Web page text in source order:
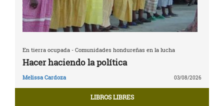
En tierra ocupada - Comunidades hondureñas en la lucha
Hacer haciendo la política
Melissa Cardoza 03/08/2026
LIBROS LIBRES